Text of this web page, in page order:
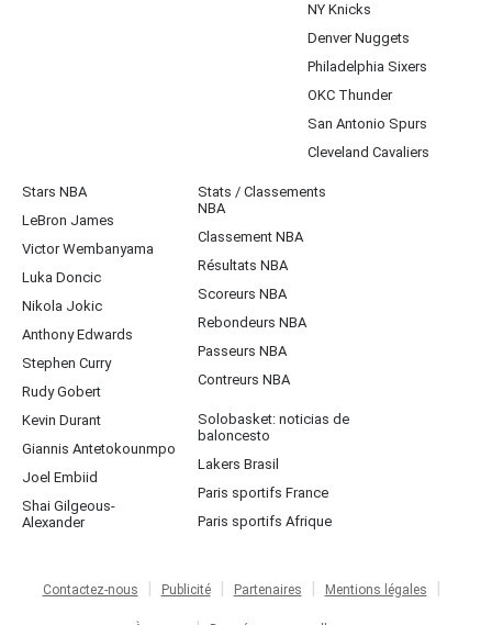
NY Knicks
Denver Nuggets
Philadelphia Sixers
OKC Thunder
San Antonio Spurs
Cleveland Cavaliers
Stars NBA
LeBron James
Victor Wembanyama
Luka Doncic
Nikola Jokic
Anthony Edwards
Stephen Curry
Rudy Gobert
Kevin Durant
Giannis Antetokounmpo
Joel Embiid
Shai Gilgeous-
Alexander
Stats / Classements
NBA
Classement NBA
Résultats NBA
Scoreurs NBA
Rebondeurs NBA
Passeurs NBA
Contreurs NBA
Solobasket: noticias de
baloncesto
Lakers Brasil
Paris sportifs France
Paris sportifs Afrique
Contactez-nous Publicité Partenaires Mentions légales